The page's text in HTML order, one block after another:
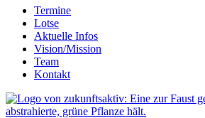
Termine
Lotse
Aktuelle Infos
Vision/Mission
Team
Kontakt